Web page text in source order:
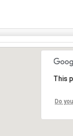
This
Do